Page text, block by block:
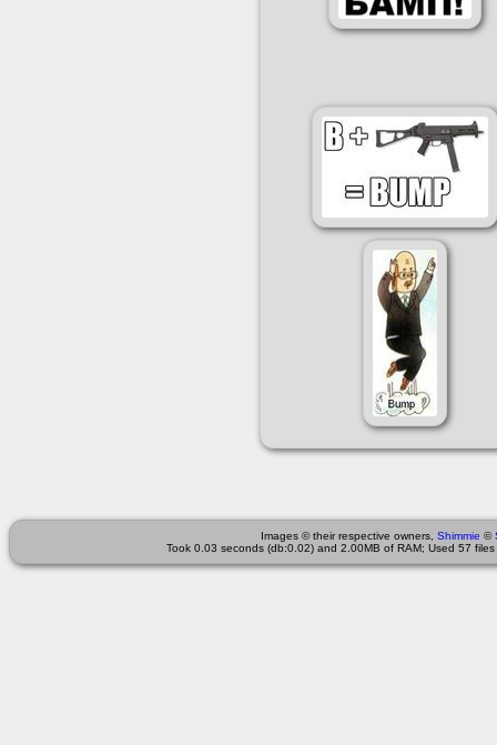
Images © their respective owners, Shimmie ©
Took 0.03 seconds (db:0.02) and 2.00MB of RAM; Used 57